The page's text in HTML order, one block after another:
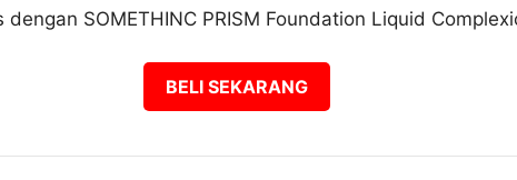
SOMETHINC PRISM Foundation Liquid
BELI SEKARANG